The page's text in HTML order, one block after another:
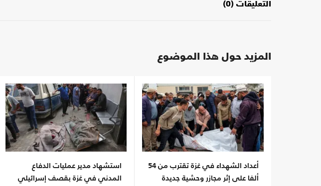
التعليقات (0)
المزيد حول هذا الموضوع
أعداد الشهداء في غزة تقترب من 54
ألفا على إثر مجازر وحشية جديدة
استشهاد مدير عمليات الدفاع
المدني في غزة بقصف إسرائيلي